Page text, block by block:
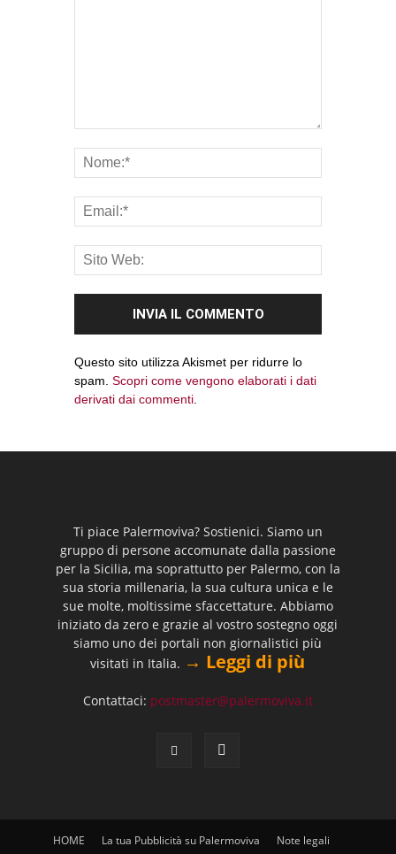
Questo sito utilizza Akismet per ridurre lo
spam. Scopri come vengono elaborati i dati
derivati dai commenti
Ti piace Palermoviva? Sostienici. Siamo un
gruppo di persone accomunate dalla passione
per la Sicilia, ma soprattutto per Palermo, con la
sua storia millenaria, la sua cultura unica e le
sue molte, moltissime sfaccettature. Abbiamo
iniziato da zero e grazie al vostro sostegno oggi
siamo uno dei portali non giornalistici più
visitati in Italia. → Leggi di più
Contattaci: postmaster@palermoviva.it
HOME La tua Pubblicità su Palermoviva
Note legali